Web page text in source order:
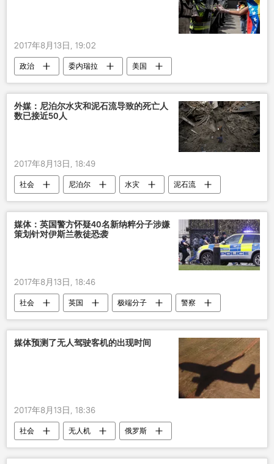
2017年8月13日, 19:02
政治 委内瑞拉
美国
特朗普
尼古拉斯•马杜罗
外媒：尼泊尔水灾和泥石流导致的死亡人
数已接近50人
2017年8月13日, 18:49
社会 尼泊尔 水灾 泥石流
媒体：英国警方怀疑40名新纳粹分子涉嫌
策划针对伊斯兰教徒恐袭
2017年8月13日, 18:46
社会 英国 极端分子
警察
伊斯兰教
媒体预测了无人驾驶客机的出现时间
2017年8月13日, 18:36
社会 无人机 俄罗斯